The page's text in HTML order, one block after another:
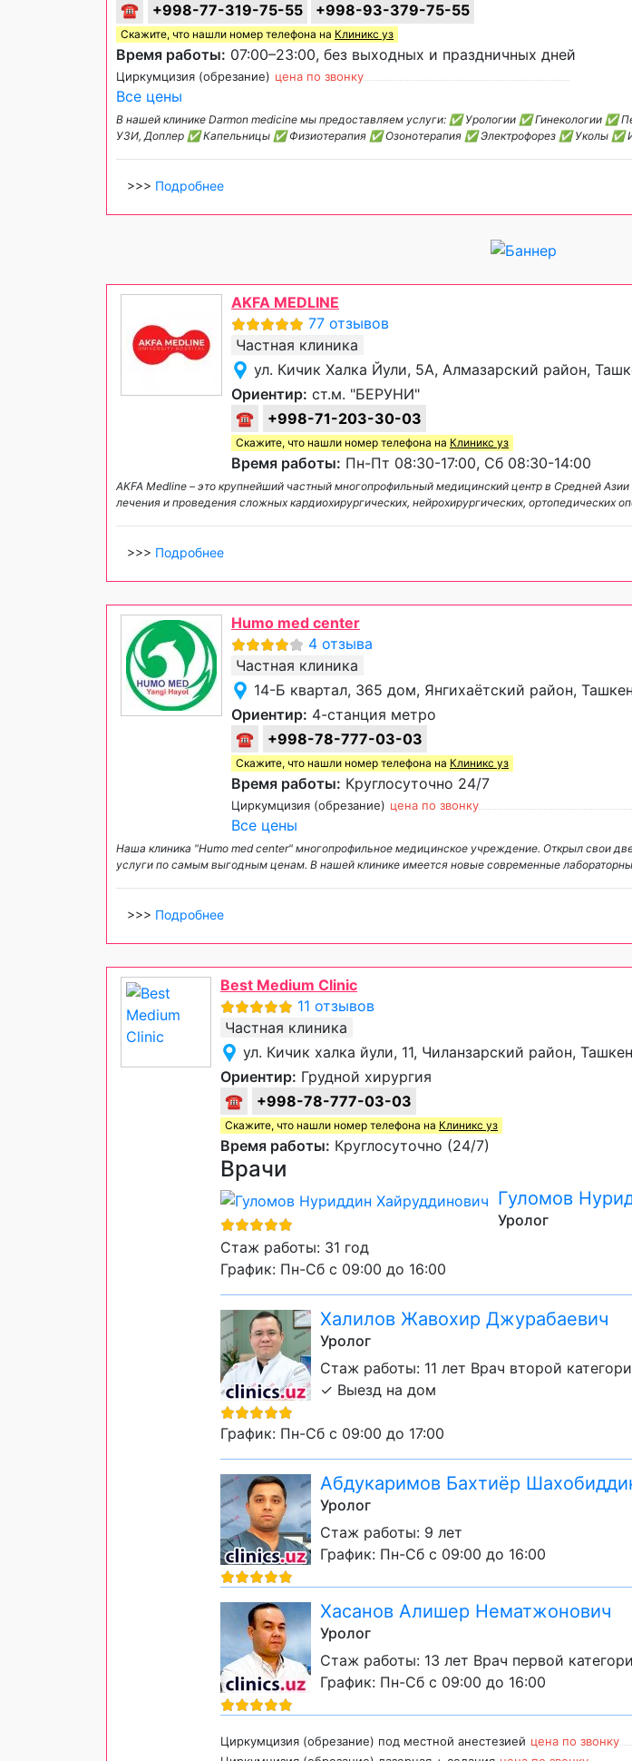
☎
+998-77-319-75-55 +998-93-379-75-55
Скажите, что нашли номер телефона на Клиникс уз
Время работы: 07:00–23:00, без выходных и праздничных дней
Циркумцизия (обрезание) цена по звонку
Все цены
В нашей клинике Darmon medicine мы предоставляем услуги: ✅ Урологии ✅ Гинекологии
УЗИ, Доплер ✅ Капельницы ✅ Физиотерапия ✅ Озонотерапия ✅ Электрофорез ✅ Уколы ✅
>>> Подробнее
AKFA MEDLINE
77 отзывов
Частная клиника
ул. Кичик Халка Йули, 5А, Алмазарский район,
Ориентир: ст.м. "БЕРУНИ"
☎
+998-71-203-30-03
Скажите, что нашли номер телефона на Клиникс уз
Время работы: Пн-Пт 08:30-17:00, Сб 08:30-14:00
AKFA Medline – это крупнейший частный многопрофильный медицинский центр в Средней
лечения и проведения сложных кардиохирургических, нейрохирургических, ортопедических
>>> Подробнее
Humo med center
4 отзыва
Частная клиника
14-Б квартал, 365 дом, Янгихаётский район,
Ориентир: 4-станция метро
☎
+998-78-777-03-03
Скажите, что нашли номер телефона на Клиникс уз
Время работы: Круглосуточно 24/7
Циркумцизия (обрезание) цена по звонку
Все цены
Наша клиника "Humo med center" многопрофильное медицинское учреждение. Открыл свои
услуги по самым выгодным ценам. В нашей клинике имеется новые современные
>>> Подробнее
Best Medium Clinic
11 отзывов
Частная клиника
ул. Кичик халка йули, 11, Чиланзарский район,
Ориентир: Грудной хирургия
☎
+998-78-777-03-03
Скажите, что нашли номер телефона на Клиникс уз
Время работы: Круглосуточно (24/7)
Врачи
Гуломов
Уролог
Стаж работы: 31 год
График: Пн-Сб с 09:00 до 16:00
Халилов Жавохир Джурабаевич
Уролог
Стаж работы: 11 лет Врач второй
✓ Выезд на дом
График: Пн-Сб с 09:00 до 17:00
Абдукаримов Бахтиёр
Уролог
Стаж работы: 9 лет
График: Пн-Сб с 09:00 до 16:00
Хасанов Алишер Нематжонович
Уролог
Стаж работы: 13 лет Врач первой
График: Пн-Сб с 09:00 до 16:00
Циркумцизия (обрезание) под местной анестезией цена по звонку